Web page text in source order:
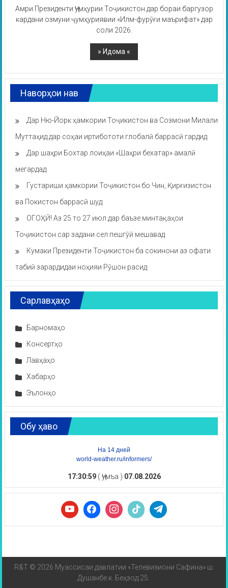
Амри Президенти Ҷумҳурии Тоҷикистон дар бораи баргузор
кардани озмуни ҷумҳуриявии «Илм-фурӯғи маърифат» дар
соли 2026.
Наворҳои нав
Дар Ню-Йорк ҳамкории Тоҷикистон ва Созмони Милали
Муттаҳид дар соҳаи иртибототи глобалӣ баррасӣ гардид
Дар шаҳри Бохтар лоиҳаи «Шаҳри бехатар» амалӣ
мегардад
Густариши ҳамкории Тоҷикистон бо Чин, Қирғизистон
ва Покистон баррасӣ шуд
ОГОҲӢ! Аз 25 то 27 июл дар баъзе минтақаҳои
Тоҷикистон сар задани сел пешгӯӣ мешавад
Кумаки Президенти Тоҷикистон ба сокинони аз офати
табиӣ зарардидаи ноҳияи Рӯшон расид
Сарлавҳаҳо
Барномаҳо
Консертҳо
Лавҳаҳо
Хабарҳо
Эълонҳо
Обу ҳаво
На 14 дней
world-weather.ru/informers/
17:31:00( Ҷумъа ) 07.08.2026
R&T © 2026 Муассисаи давлатии «Телевизиони Сафина» ш.
Душанбе к. Беҳзод 25.